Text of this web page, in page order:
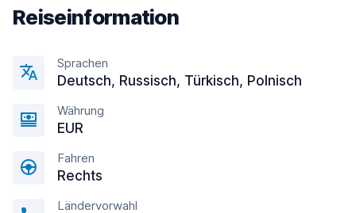
Reiseinformation
Sprachen
Deutsch, Russisch, Türkisch, Polnisch
Währung
EUR
Fahren
Rechts
Ländervorwahl